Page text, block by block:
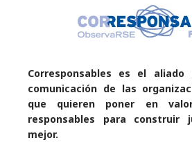
Corresponsables es el
comunicación de las
que quieren poner en
responsables para construir
mejor.